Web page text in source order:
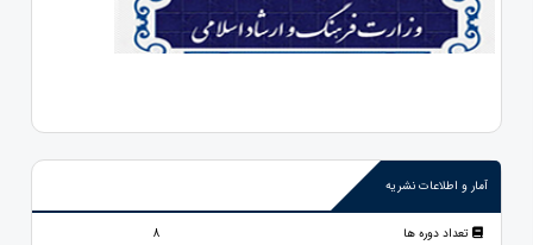
آمار و اطلاعات نشریه
تعداد دوره ها
8